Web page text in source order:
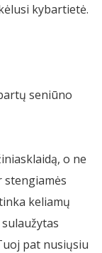
kybartietė.
seniūno
o ne
stengiamės
keliamų
pat nusiųsiu